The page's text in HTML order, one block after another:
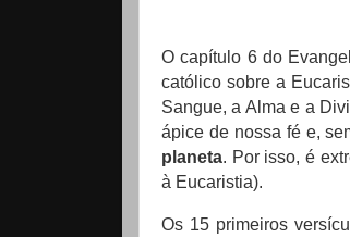
O capítulo 6 do
católico sobre a
Sangue, a Alma e a
ápice de nossa fé e,
planeta. Por isso, é
à Eucaristia).
Os 15 primeiros